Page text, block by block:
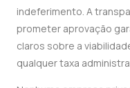
indeferimento. A
prometer aprovação
claros sobre a
qualquer taxa